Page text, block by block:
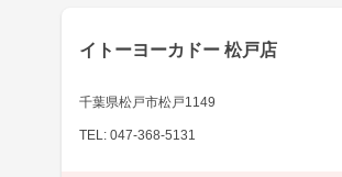
イトーヨーカドー 松戸店
千葉県松戸市松戸1149
TEL: 047-368-5131